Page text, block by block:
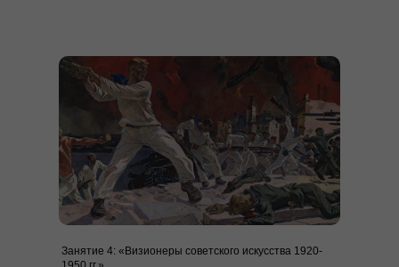
Занятие 4: «Визионеры советского искусства 1920-